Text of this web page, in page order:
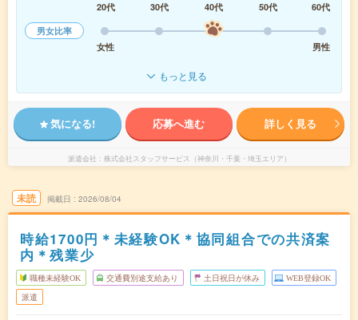
20代
30代 40代 50代
60代
男女比率
女性
男性
もっと見る
気になる! 応募へ進む 詳しく見る
派遣会社 株式会社スタッフサービス（神奈川・千葉・埼玉エリア）
未読 掲載日 2026/08/04
時給1700円＊未経験OK＊協同組合での共済案
内＊残業少
職種未経験OK 交通費別途支給あり 土日祝日が休み WEB登録OK
派遣